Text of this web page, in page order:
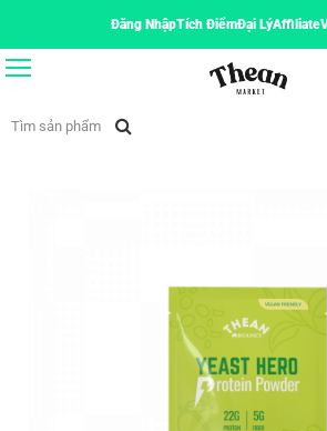
Đăng NhậpTích ĐiểmĐại LýAffiliate